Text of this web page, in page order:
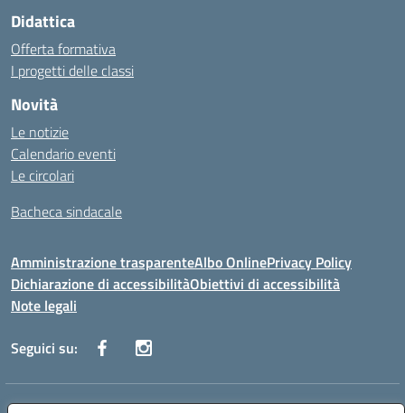
Didattica
Offerta formativa
I progetti delle classi
Novità
Le notizie
Calendario eventi
Le circolari
Bacheca sindacale
Amministrazione trasparenteAlbo OnlinePrivacy Policy
Dichiarazione di accessibilitàObiettivi di accessibilità
Note legali
Seguici su: